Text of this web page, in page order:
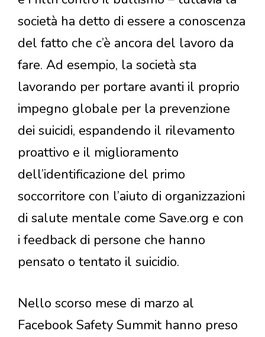
società ha detto di essere a conoscenza
del fatto che c’è ancora del lavoro da
fare. Ad esempio, la società sta
lavorando per portare avanti il proprio
impegno globale per la prevenzione
dei suicidi, espandendo il rilevamento
proattivo e il miglioramento
dell’identificazione del primo
soccorritore con l’aiuto di organizzazioni
di salute mentale come Save.org e con
i feedback di persone che hanno
pensato o tentato il suicidio.
Nello scorso mese di marzo al
Facebook Safety Summit hanno preso